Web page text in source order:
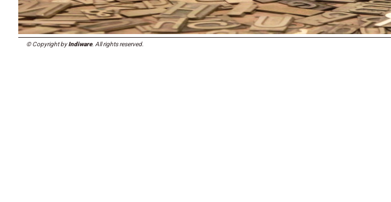
© Copyright byIndiware. All rights reserved.